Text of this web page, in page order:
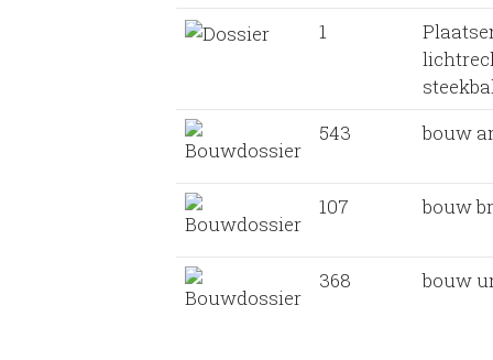
1
543
bouw
107 bouw
368 bouw